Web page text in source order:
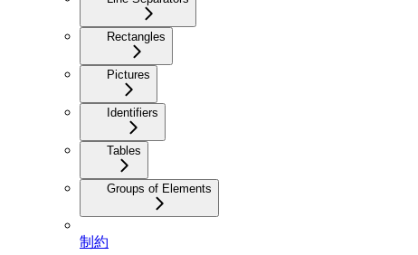
Rectangles
Pictures
Identifiers
Tables
Groups of Elements
制約